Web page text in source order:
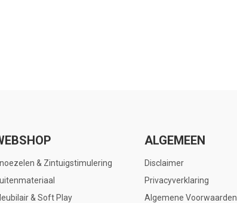
& Zintuigstimulering
& Soft Play
ALGEMEEN
Disclaimer
Privacyverklaring
Algemene Voorwaarden